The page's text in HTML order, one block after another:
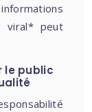
viral* peut
le public